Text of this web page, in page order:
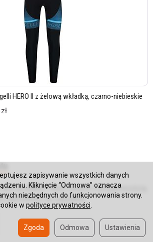
HERO II z żelową wkładką, czarno-niebieskie
produktu. Nasz zespół z przyjemnością
odpowiedzi na zapytanie.
zapisywanie wszystkich danych
Kliknięcie “Odmowa” oznacza
niezbędnych do funkcjonowania strony.
w polityce prywatności
Ustawienia
Odmowa
Zgoda